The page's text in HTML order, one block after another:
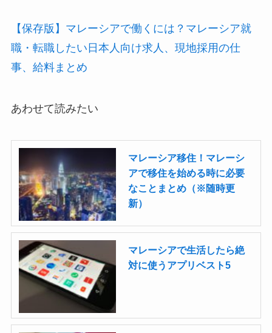
【保存版】マレーシアで働くには？マレーシア就
職・転職したい日本人向け求人、現地採用の仕
事、給料まとめ
あわせて読みたい
マレーシア移住！マレーシ
アで移住を始める時に必要
なことまとめ（※随時更
新）
マレーシアで生活したら絶
対に使うアプリベスト5